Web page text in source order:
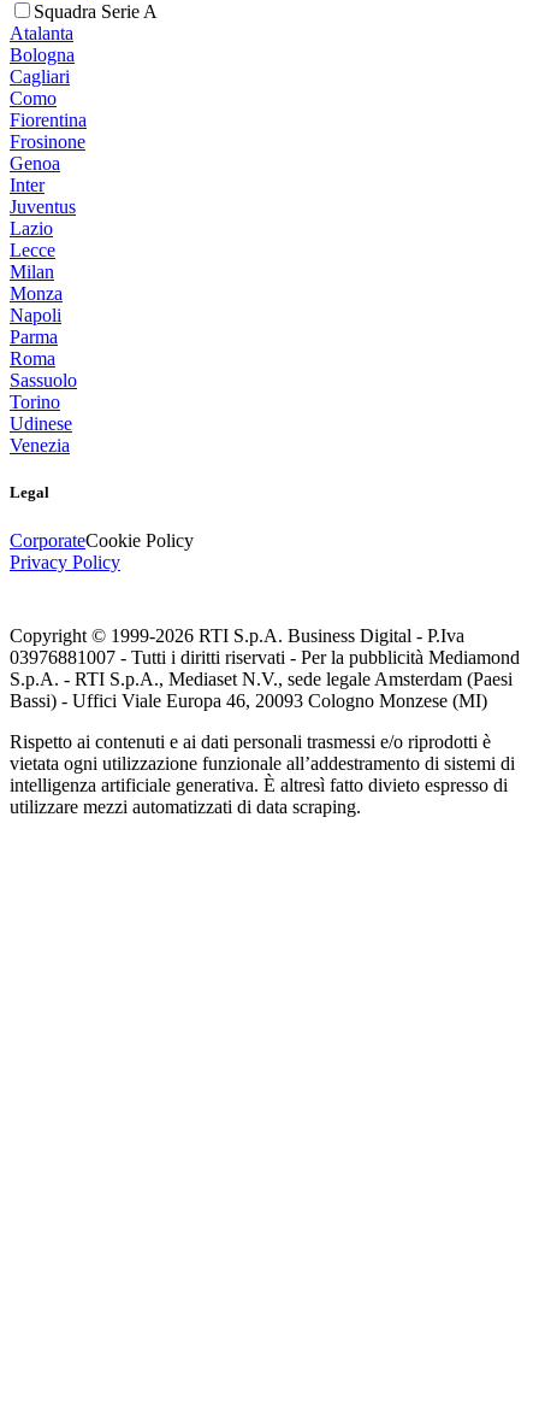
Squadra Serie A
Atalanta
Bologna
Cagliari
Como
Fiorentina
Frosinone
Genoa
Inter
Juventus
Lazio
Lecce
Milan
Monza
Napoli
Parma
Roma
Sassuolo
Torino
Udinese
Venezia
Legal
CorporateCookie Policy
Privacy Policy
Copyright © 1999-2026 RTI S.p.A. Business Digital - P.Iva
03976881007 - Tutti i diritti riservati - Per la pubblicità Mediamond
S.p.A. - RTI S.p.A., Mediaset N.V., sede legale Amsterdam (Paesi
Bassi) - Uffici Viale Europa 46, 20093 Cologno Monzese (MI)
Rispetto ai contenuti e ai dati personali trasmessi e/o riprodotti è
vietata ogni utilizzazione funzionale all’addestramento di sistemi di
intelligenza artificiale generativa. È altresì fatto divieto espresso di
utilizzare mezzi automatizzati di data scraping.